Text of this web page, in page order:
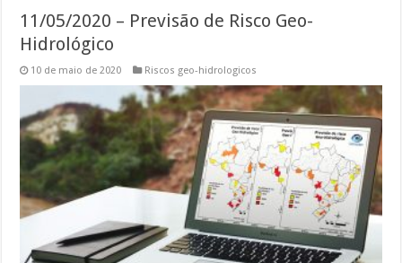
11/05/2020 – Previsão de Risco Geo-
Hidrológico
10 de maio de 2020 Riscos geo-hidrologicos